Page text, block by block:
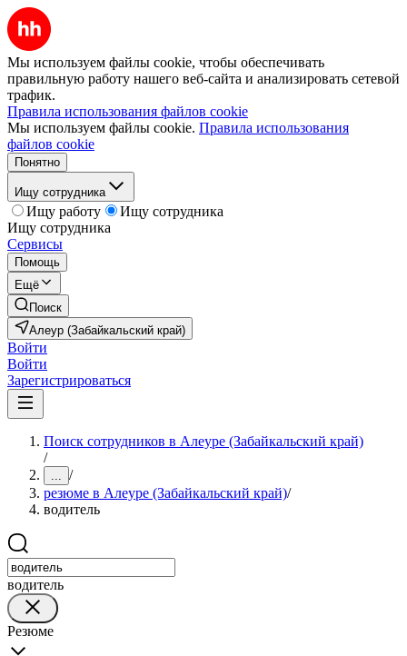
Мы используем файлы cookie, чтобы обеспечивать
правильную работу нашего веб-сайта и анализировать сетевой
трафик.
Правила использования файлов cookie
Мы используем файлы cookie. Правила использования
файлов cookie
Понятно
Ищу сотрудника
Ищу работу
Ищу сотрудника
Ищу сотрудника
Сервисы
Помощь
Ещё
Поиск
Алеур (Забайкальский край)
Войти
Войти
Зарегистрироваться
Поиск сотрудников в Алеуре (Забайкальский край)
/
... /
резюме в Алеуре (Забайкальский край)/
водитель
водитель
Резюме